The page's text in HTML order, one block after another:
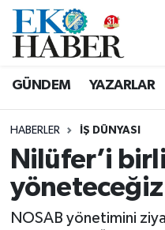
GÜNDEM YAZARLAR
HABERLER İŞ DÜNYASI
Nilüfer’i
yöneteceğiz
NOSAB yönetimini
Hava Durumu
Tüm Manşetler
Son Dakika